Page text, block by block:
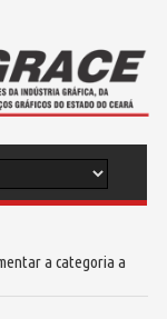
a categoria a